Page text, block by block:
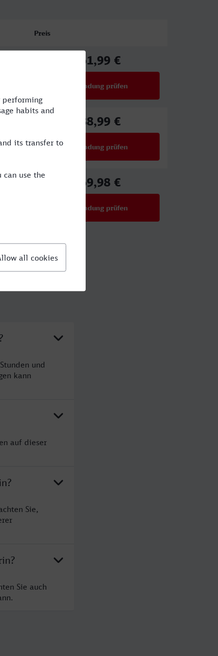
Preis
61,99 €
Verbindung prüfen
88,99 €
Verbindung prüfen
69,98 €
Verbindung prüfen
und
kann
auf dieser
Sie,
Sie auch